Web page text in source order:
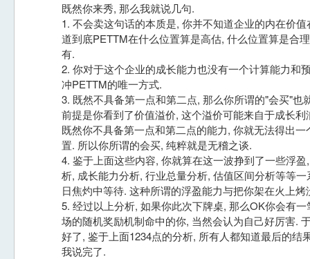
既然你来秀, 那么我就说几句.
1. 不会卖这句话的本质是, 你并不知道企业的内在价
道到底PETTM在什么位置算是高估, 什么位置算是合
有.
2. 你对于这个企业的成长能力也没有一个计算能力和
冲PETTM的唯一方式.
3. 既然不具备第一点和第二点, 那么你所谓的"会买"也
前提是你看到了价值溢价, 这个溢价可能来自于成长
既然你不具备第一点和第二点的能力, 你就无法得出
置. 所以你所谓的会买, 纯粹就是无稽之谈.
4. 鉴于上面这些内容, 你就算在这一波挣到了一些浮
析, 成长能力分析, 行业总量分析, 估值区间分析等等
日焦灼中等待. 这种所谓的浮盈能力与把你架在火上烤
5. 经过以上分析, 如果你此次下牌桌, 那么OK你会有
场的随机奖励机制命中的你, 当然会认为自己好厉害.
好了, 鉴于上面1234点的分析, 所有人都知道最后的结
我说完了.